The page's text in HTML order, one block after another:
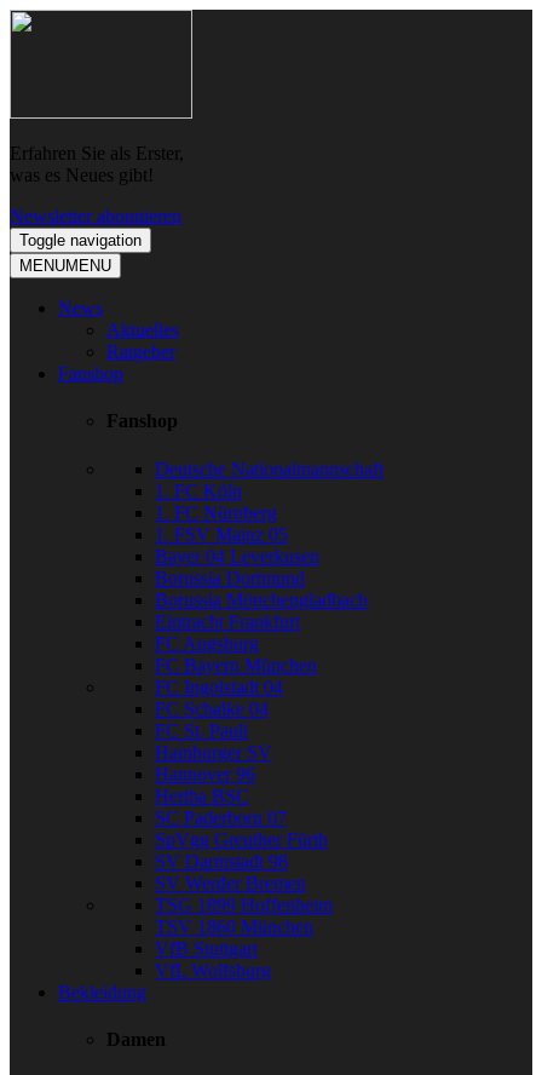
Skip
Skip
Erfahren Sie als Erster,
was es Neues gibt!
Newsletter abonnieren
Toggle navigation
MENUMENU
News
Aktuelles
Ratgeber
Fanshop
Fanshop
Deutsche Nationalmannschaft
1. FC Köln
1. FC Nürnberg
1. FSV Mainz 05
Bayer 04 Leverkusen
Borussia Dortmund
Borussia Mönchengladbach
Eintracht Frankfurt
FC Augsburg
FC Bayern München
FC Ingolstadt 04
FC Schalke 04
FC St. Pauli
Hamburger SV
Hannover 96
Hertha BSC
SC Paderborn 07
SpVgg Greuther Fürth
SV Darmstadt 98
SV Werder Bremen
TSG 1899 Hoffenheim
TSV 1860 München
VfB Stuttgart
VfL Wolfsburg
Bekleidung
Damen